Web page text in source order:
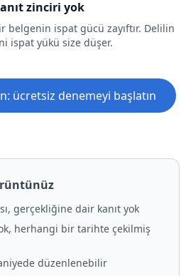
zinciri yok
belgenin ispat gücü zayıftır. Delilin
ispat yükü size düşer.
ücretsiz denemeyi başlatın
gerçekliğine dair kanıt yok
herhangi bir tarihte çekilmiş
düzenlenebilir